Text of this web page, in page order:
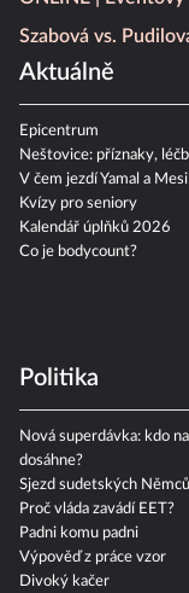
Szabová vs.
Aktuálně
Epicentrum
Neštovice: příznaky,
V čem jezdí Yamal a
Kvízy pro seniory
Kalendář úplňků 2026
Co je bodycount?
Politika
Nová superdávka: kdo
dosáhne?
Sjezd sudetských Němců
Proč vláda zavádí EET?
Padni komu padni
Výpověď z práce vzor
Divoký kačer